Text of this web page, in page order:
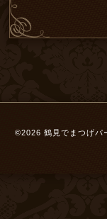
©2026 鶴見でまつげパ